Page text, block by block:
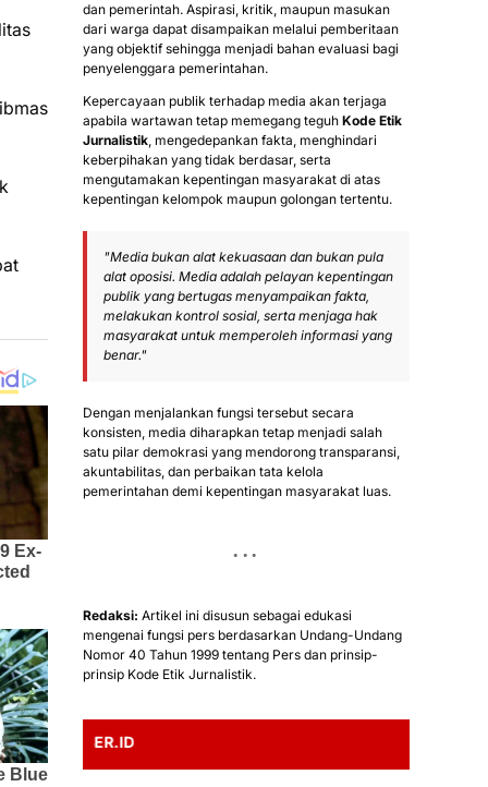
dan pemerintah. Aspirasi, kritik, maupun masukan
dari warga dapat disampaikan melalui pemberitaan
yang objektif sehingga menjadi bahan evaluasi bagi
penyelenggara pemerintahan.
Kepercayaan publik terhadap media akan terjaga
apabila wartawan tetap memegang teguh Kode Etik
Jurnalistik, mengedepankan fakta, menghindari
keberpihakan yang tidak berdasar, serta
mengutamakan kepentingan masyarakat di atas
kepentingan kelompok maupun golongan tertentu.
"Media bukan alat kekuasaan dan bukan pula
alat oposisi. Media adalah pelayan kepentingan
publik yang bertugas menyampaikan fakta,
melakukan kontrol sosial, serta menjaga hak
masyarakat untuk memperoleh informasi yang
benar."
Dengan menjalankan fungsi tersebut secara
konsisten, media diharapkan tetap menjadi salah
satu pilar demokrasi yang mendorong transparansi,
akuntabilitas, dan perbaikan tata kelola
pemerintahan demi kepentingan masyarakat luas.
Redaksi: Artikel ini disusun sebagai edukasi
mengenai fungsi pers berdasarkan Undang-Undang
Nomor 40 Tahun 1999 tentang Pers dan prinsip-
prinsip Kode Etik Jurnalistik.